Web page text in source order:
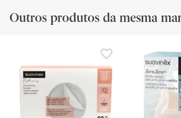
Outros produtos da mesma